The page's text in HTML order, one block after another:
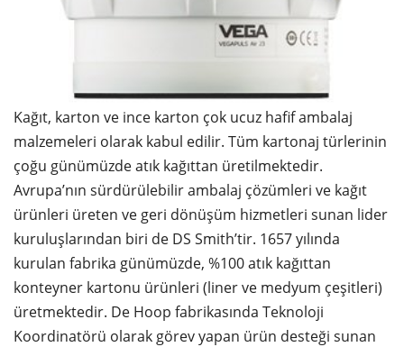
Kağıt, karton ve ince karton çok ucuz hafif ambalaj
malzemeleri olarak kabul edilir. Tüm kartonaj türlerinin
çoğu günümüzde atık kağıttan üretilmektedir.
Avrupa’nın sürdürülebilir ambalaj çözümleri ve kağıt
ürünleri üreten ve geri dönüşüm hizmetleri sunan lider
kuruluşlarından biri de DS Smith’tir. 1657 yılında
kurulan fabrika günümüzde, %100 atık kağıttan
konteyner kartonu ürünleri (liner ve medyum çeşitleri)
üretmektedir. De Hoop fabrikasında Teknoloji
Koordinatörü olarak görev yapan ürün desteği sunan